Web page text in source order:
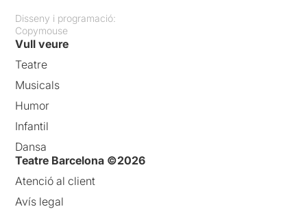
Disseny i programació:
Copymouse
Vull veure
Teatre
Musicals
Humor
Infantil
Dansa
Teatre Barcelona ©2026
Atenció al client
Avís legal